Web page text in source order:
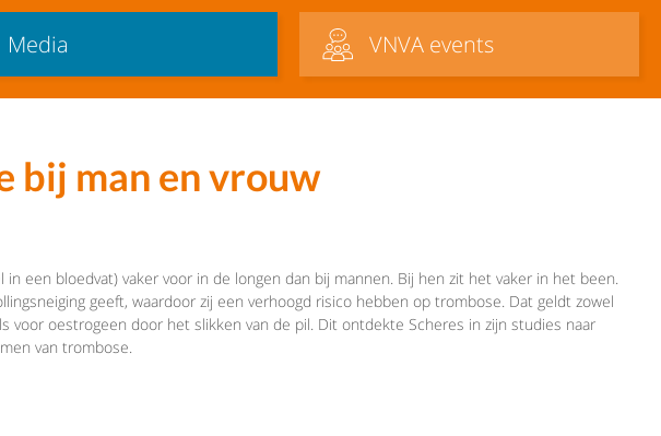
Media VNVA events
bij man en vrouw
een bloedvat) vaker voor in de longen dan bij mannen. Bij hen zit het vaker in het been.
geeft, waardoor zij een verhoogd risico hebben op trombose. Dat geldt zowel
voor oestrogeen door het slikken van de pil. Dit ontdekte Scheres in zijn studies naar
van trombose.